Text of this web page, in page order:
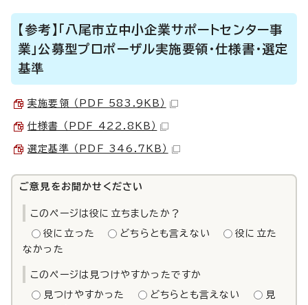
【参考】「八尾市立中小企業サポートセンター事
業」公募型プロポーザル実施要領・仕様書・選定
基準
実施要領 （PDF 583.9KB）
仕様書 （PDF 422.8KB）
選定基準 （PDF 346.7KB）
ご意見をお聞かせください
このページは役に立ちましたか？
役に立った どちらとも言えない
役に立た
なかった
このページは見つけやすかったですか
見つけやすかった どちらとも言えない
見